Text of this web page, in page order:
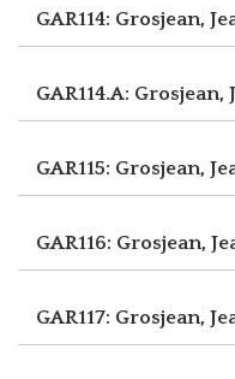
GAR114: Grosjean,
GAR114.A: Grosjean,
GAR115: Grosjean,
GAR116: Grosjean,
GAR117: Grosjean,